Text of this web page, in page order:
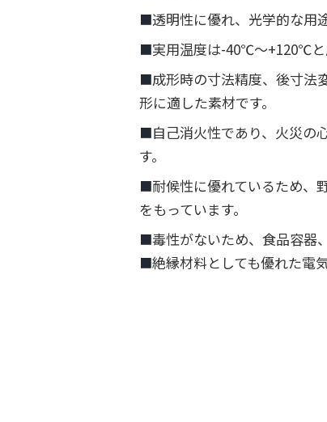
■透明性に優れ、光学的な用
■実用温度は-40℃〜+120℃と
■成形時の寸法精度、後寸法
形に適した素材です。
■自己消火性であり、火災の
す。
■耐候性に優れているため、
をもっています。
■毒性がないため、食品容器
■絶縁材料としても優れた電